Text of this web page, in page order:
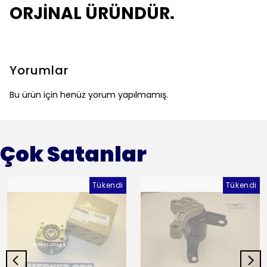
ORJİNAL ÜRÜNDÜR.
Yorumlar
Bu ürün için henüz yorum yapılmamış.
Çok Satanlar
Tükendi Tükendi